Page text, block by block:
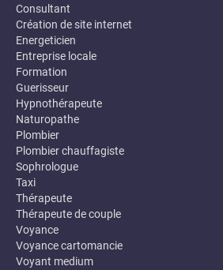
Consultant
Création de site internet
Energeticien
Entreprise locale
Formation
Guerisseur
Hypnothérapeute
Naturopathe
Plombier
Plombier chauffagiste
Sophrologue
Taxi
Thérapeute
Thérapeute de couple
Voyance
Voyance cartomancie
Voyant medium